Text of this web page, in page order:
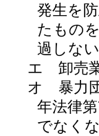
発生を
たもの
過しな
エ
卸売
オ
暴力
年法律
でなく